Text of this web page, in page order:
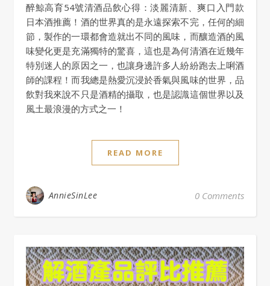
醉鯨高育54號清酒品飲心得：淡麗清新、爽口入門款
日本酒推薦！酒的世界真的是永遠探索不完，任何的細
節，製作的一環都會造就出不同的風味，而釀造酒的風
味變化更是充滿獨特的驚喜，這也是為何清酒在近幾年
特別迷人的原因之一，也讓身邊許多人紛紛跑去上唎酒
師的課程！而我總是熱愛沉浸於香氣與風味的世界，品
飲對我來說不只是酒精的攝取，也是認識這個世界以及
風土最浪漫的方式之一！
READ MORE
AnnieSinLee 0 Comments